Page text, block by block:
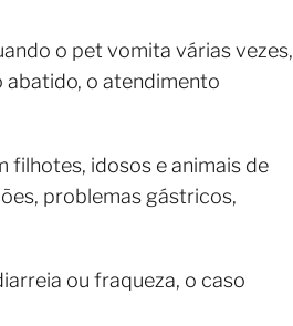
o pet vomita várias vezes,
abatido, o atendimento
idosos e animais de
problemas gástricos,
ou fraqueza, o caso